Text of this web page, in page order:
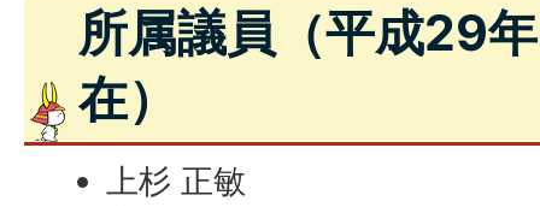
所属議員（平成29
在）
上杉 正敏